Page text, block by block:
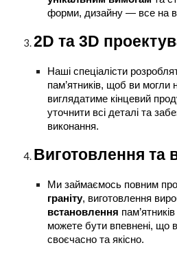
форми, дизайну — все на
2D та 3D
Наші спеціалісти
пам’ятників, щоб ви могли
виглядатиме кінцевий
уточнити всі деталі та
виконання.
Виготовлення та
Ми займаємось повним
граніту, виготовлення
встановлення
можете бути впевнені, що
своєчасно та якісно.